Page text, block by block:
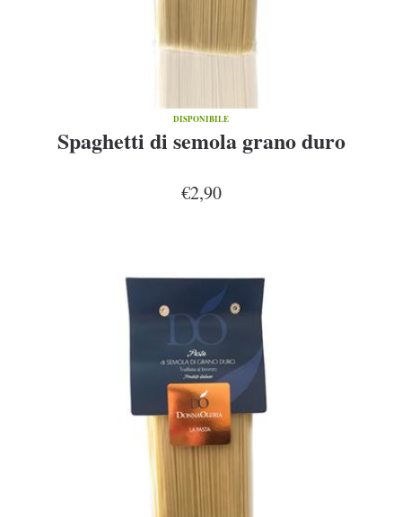
DISPONIBILE
Spaghetti di semola grano duro
€2,90